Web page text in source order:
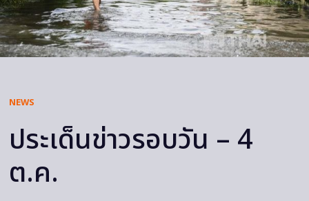
NEWS
ประเด็นข่าวรอบวัน – 4
ต.ค.